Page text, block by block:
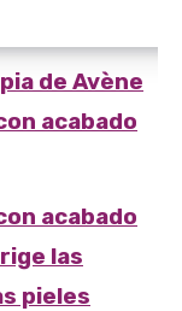
de Avène
acabado
acabado
las
pieles